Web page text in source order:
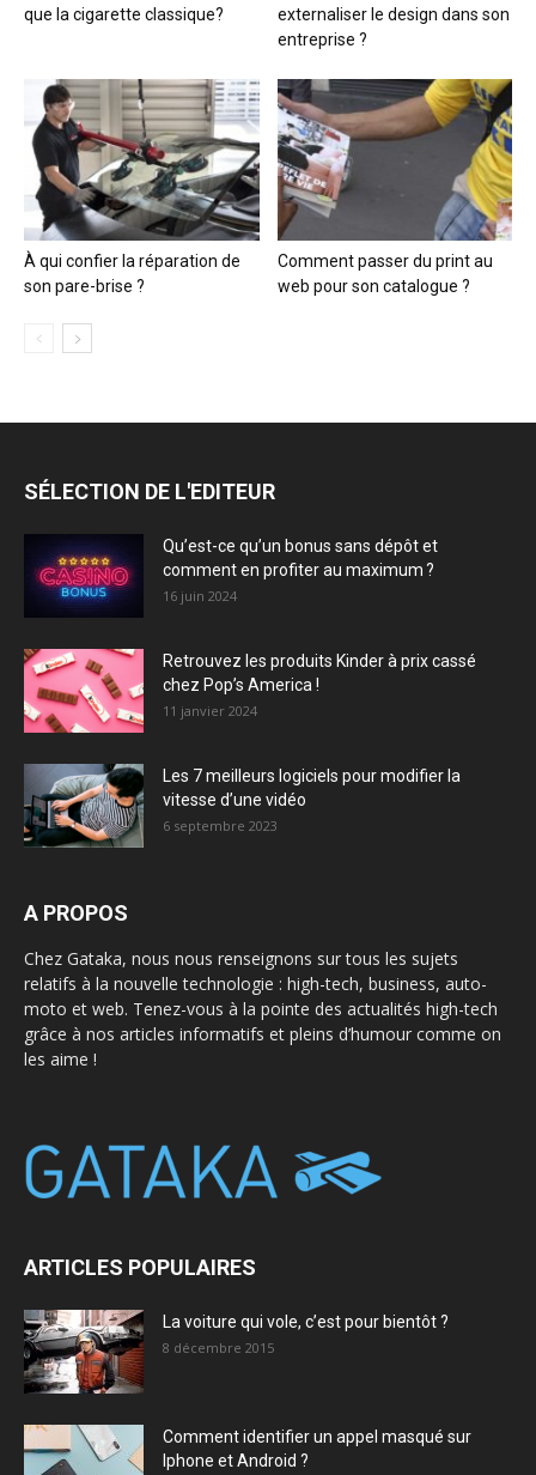
que la cigarette classique?
externaliser le design dans son
entreprise ?
À qui confier la réparation de
son pare-brise ?
Comment passer du print au
web pour son catalogue ?
SÉLECTION DE L'EDITEUR
Qu’est-ce qu’un bonus sans dépôt et
comment en profiter au maximum ?
16 juin 2024
Retrouvez les produits Kinder à prix cassé
chez Pop’s America !
11 janvier 2024
Les 7 meilleurs logiciels pour modifier la
vitesse d’une vidéo
6 septembre 2023
A PROPOS
Chez Gataka, nous nous renseignons sur tous les sujets
relatifs à la nouvelle technologie : high-tech, business, auto-
moto et web. Tenez-vous à la pointe des actualités high-tech
grâce à nos articles informatifs et pleins d’humour comme on
les aime !
ARTICLES POPULAIRES
La voiture qui vole, c’est pour bientôt ?
8 décembre 2015
Comment identifier un appel masqué sur
Iphone et Android ?